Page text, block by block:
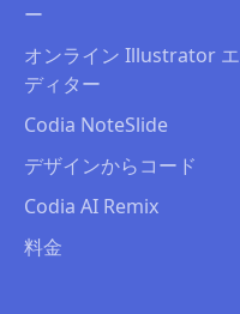
ー
オンライン Illustrator エ
ディター
Codia NoteSlide
デザインからコード
Codia AI Remix
料金